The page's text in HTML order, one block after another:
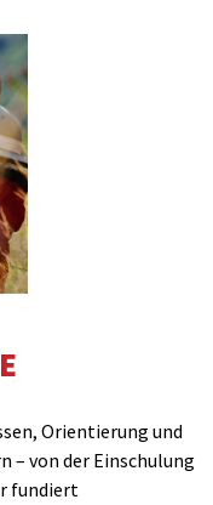
Orientierung und
– von der Einschulung
fundiert